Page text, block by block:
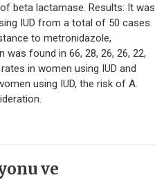
beta lactamase. Results: It was
IUD from a total of 50 cases.
to metronidazole,
found in 66, 28, 26, 26, 22,
in women using IUD and
using IUD, the risk of A.
ve